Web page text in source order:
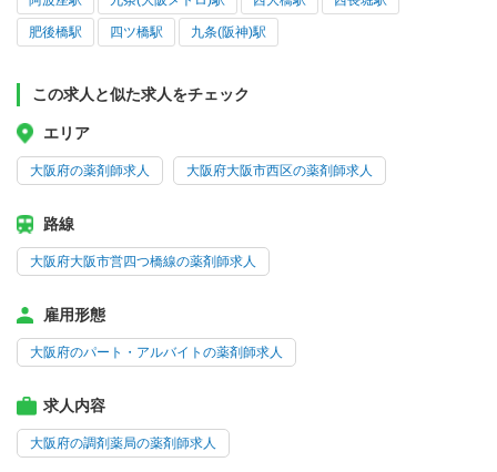
肥後橋駅 四ツ橋駅 九条(阪神)駅
この求人と似た求人をチェック
エリア
大阪府の薬剤師求人 大阪府大阪市西区の薬剤師求人
路線
大阪府大阪市営四つ橋線の薬剤師求人
雇用形態
大阪府のパート・アルバイトの薬剤師求人
求人内容
大阪府の調剤薬局の薬剤師求人